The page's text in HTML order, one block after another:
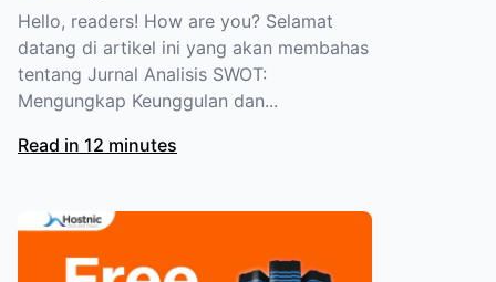
Hello, readers! How are you? Selamat
datang di artikel ini yang akan membahas
tentang Jurnal Analisis SWOT:
Mengungkap Keunggulan dan...
Read in 12 minutes